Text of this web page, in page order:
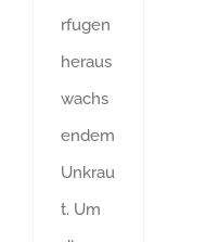
rfugen
heraus
wachs
endem
Unkrau
t. Um